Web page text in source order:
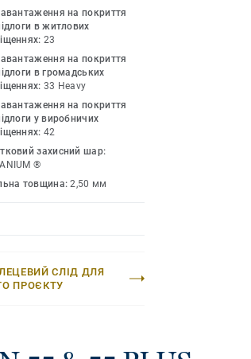
у дизайні
Колекція пропонує
– це технологія, яка
натуральних
на покриття
в житлових
23
на покриття
в громадських
33 Heavy
на покриття
у виробничих
42
захисний шар:
®
товщина:2,50 мм
СЛІД ДЛЯ
ПРОЄКТУ